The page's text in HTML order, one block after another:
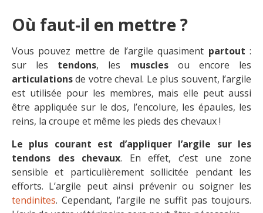
Où faut-il en mettre ?
Vous pouvez mettre de l’argile quasiment partout :
sur les tendons, les musclesou encore les
articulationsde votre cheval. Le plus souvent, l’argile
est utilisée pour les membres, mais elle peut aussi
être appliquée sur le dos, l’encolure, les épaules, les
reins, la croupe et même les pieds des chevaux !
Le plus courant est d’appliquer l’argile sur les
tendons des chevaux. En effet, c’est une zone
sensible et particulièrement sollicitée pendant les
efforts. L’argile peut ainsi prévenir ou soigner les
tendinites. Cependant, l’argile ne suffit pas toujours.